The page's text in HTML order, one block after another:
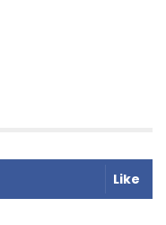
Like